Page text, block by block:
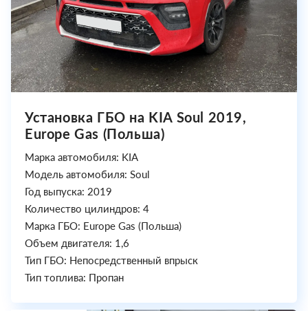
Установка ГБО на KIA Soul 2019,
Europe Gas (Польша)
Марка автомобиля: KIA
Модель автомобиля: Soul
Год выпуска: 2019
Количество цилиндров: 4
Марка ГБО: Europe Gas (Польша)
Объем двигателя: 1,6
Тип ГБО: Непосредственный впрыск
Тип топлива: Пропан